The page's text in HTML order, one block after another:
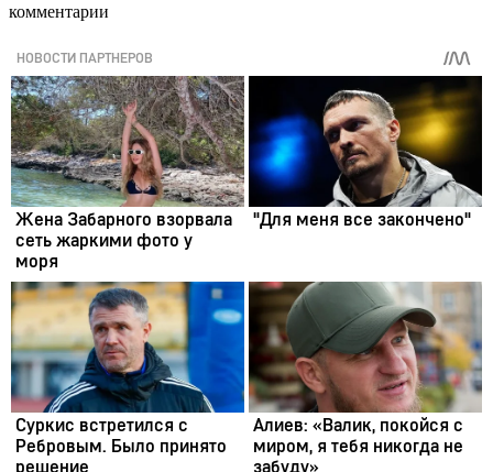
комментарии